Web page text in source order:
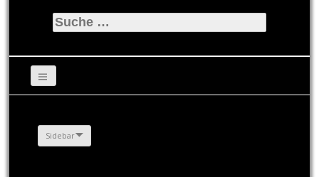
Suche
nach:
Sidebar